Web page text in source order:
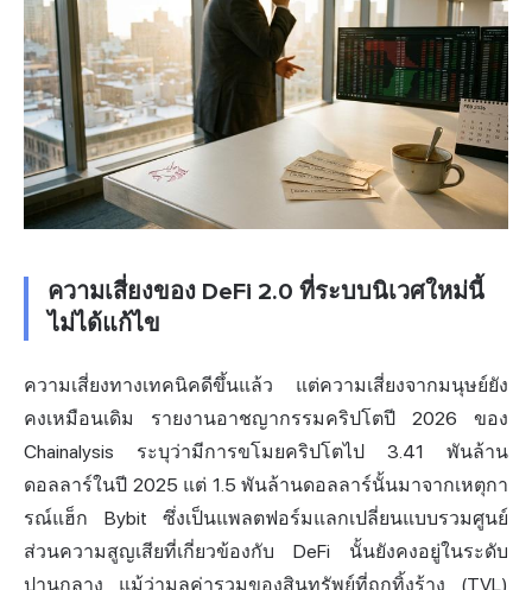
ความเสี่ยงของ DeFi 2.0 ที่ระบบนิเวศใหม่นี้
ไม่ได้แก้ไข
ความเสี่ยงทางเทคนิคดีขึ้นแล้ว แต่ความเสี่ยงจากมนุษย์ยัง
คงเหมือนเดิม รายงานอาชญากรรมคริปโตปี 2026 ของ
Chainalysis ระบุว่ามีการขโมยคริปโตไป 3.41 พันล้าน
ดอลลาร์ในปี 2025 แต่ 1.5 พันล้านดอลลาร์นั้นมาจากเหตุกา
รณ์แฮ็ก Bybit ซึ่งเป็นแพลตฟอร์มแลกเปลี่ยนแบบรวมศูนย์
ส่วนความสูญเสียที่เกี่ยวข้องกับ DeFi นั้นยังคงอยู่ในระดับ
ปานกลาง แม้ว่ามูลค่ารวมของสินทรัพย์ที่ถูกทิ้งร้าง (TVL)